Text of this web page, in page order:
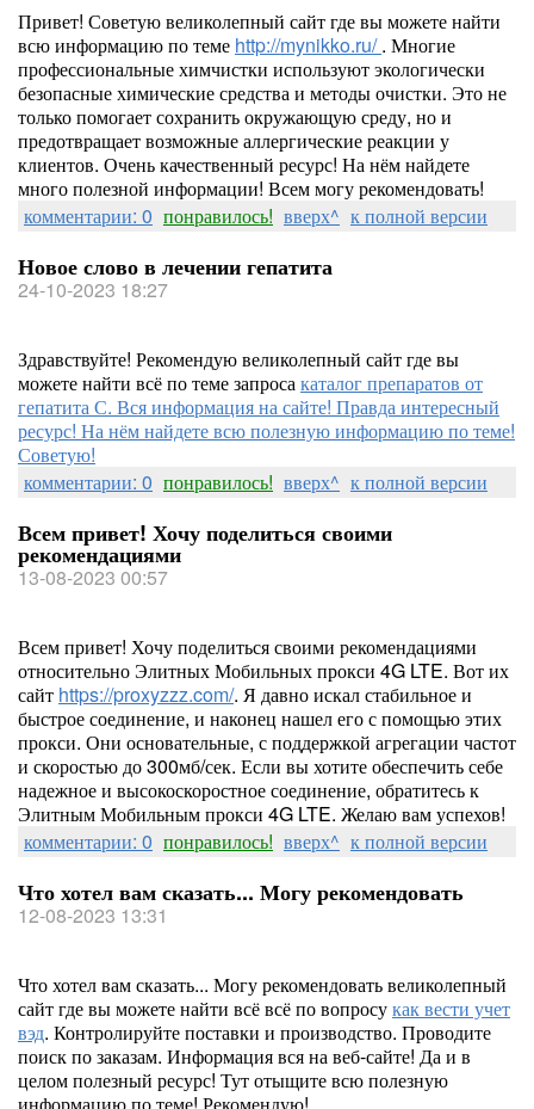
Привет! Советую великолепный сайт где вы можете найти
всю информацию по теме http://mynikko.ru/. Многие
профессиональные химчистки используют экологически
безопасные химические средства и методы очистки. Это не
только помогает сохранить окружающую среду, но и
предотвращает возможные аллергические реакции у
клиентов. Очень качественный ресурс! На нём найдете
много полезной информации! Всем могу рекомендовать!
комментарии: 0 понравилось! вверх^ к полной версии
Новое слово в лечении гепатита
24-10-2023 18:27
Здравствуйте! Рекомендую великолепный сайт где вы
можете найти всё по теме запросакаталог препаратов от
гепатита С. Вся информация на сайте! Правда интересный
ресурс! На нём найдете всю полезную информацию по теме!
Советую!
комментарии: 0 понравилось! вверх^ к полной версии
Всем привет! Хочу поделиться своими
рекомендациями
13-08-2023 00:57
Всем привет! Хочу поделиться своими рекомендациями
относительно Элитных Мобильных прокси 4G LTE. Вот их
сайт https://proxyzzz.com/. Я давно искал стабильное и
быстрое соединение, и наконец нашел его с помощью этих
прокси. Они основательные, с поддержкой агрегации частот
и скоростью до 300мб/сек. Если вы хотите обеспечить себе
надежное и высокоскоростное соединение, обратитесь к
Элитным Мобильным прокси 4G LTE. Желаю вам успехов!
комментарии: 0 понравилось! вверх^ к полной версии
Что хотел вам сказать... Могу рекомендовать
12-08-2023 13:31
Что хотел вам сказать... Могу рекомендовать великолепный
сайт где вы можете найти всё всё по вопросукак вести учет
вэд. Контролируйте поставки и производство. Проводите
поиск по заказам. Информация вся на веб-сайте! Да и в
целом полезный ресурс! Тут отыщите всю полезную